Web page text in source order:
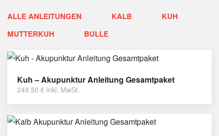
ALLE ANLEITUNGEN KALB
KUH
MUTTERKUH
BULLE
Kuh – Akupunktur Anleitung Gesamtpaket
249,50 € inkl. MwSt.